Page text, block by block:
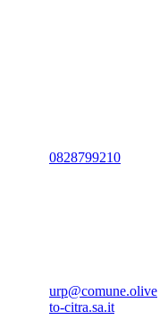
0828799210
urp@comune.olive
to-citra.sa.it